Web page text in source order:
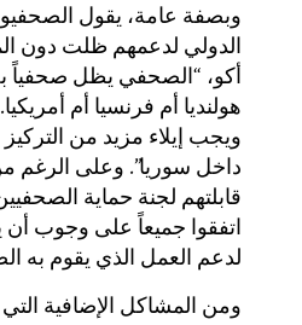
وبصفة عامة، يقول
الدولي لدعمهم ظلت دون
أكو، “الصحفي يظل صحفياً
هولنديا أم فرنسيا أم
ويجب إيلاء مزيد من
داخل سوريا”. وعلى الرغم
قابلتهم لجنة حماية
اتفقوا جميعاً على وجوب
لدعم العمل الذي يقوم به
ومن المشاكل الإضافية